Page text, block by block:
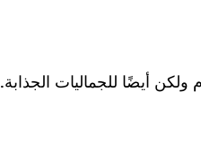
ولكن أيضًا للجماليات الجذابة.